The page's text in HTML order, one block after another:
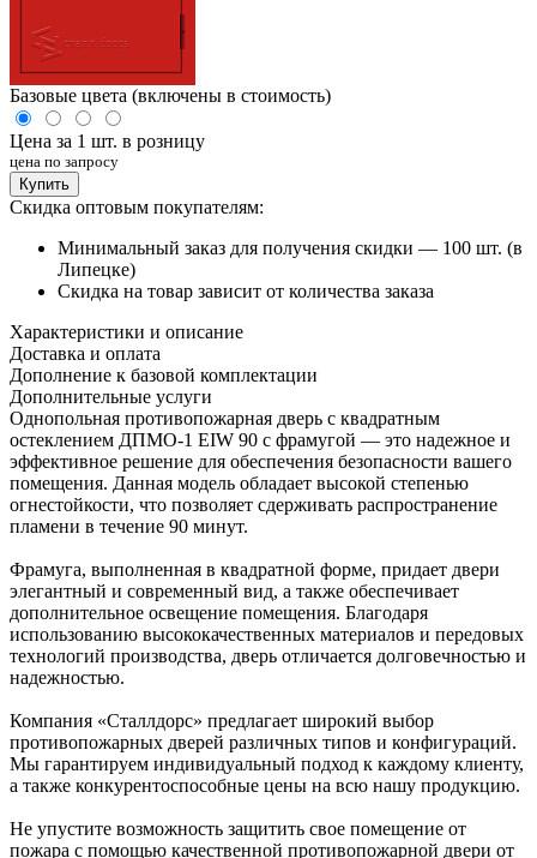
Базовые цвета (включены в стоимость)
Цена за 1 шт. в розницу
цена по запросу
Купить
Скидка оптовым покупателям:
Минимальный заказ для получения скидки — 100 шт. (в
Липецке)
Скидка на товар зависит от количества заказа
Характеристики и описание
Доставка и оплата
Дополнение к базовой комплектации
Дополнительные услуги
Однопольная противопожарная дверь с квадратным
остеклением ДПМО-1 EIW 90 с фрамугой — это надежное и
эффективное решение для обеспечения безопасности вашего
помещения. Данная модель обладает высокой степенью
огнестойкости, что позволяет сдерживать распространение
пламени в течение 90 минут.
Фрамуга, выполненная в квадратной форме, придает двери
элегантный и современный вид, а также обеспечивает
дополнительное освещение помещения. Благодаря
использованию высококачественных материалов и передовых
технологий производства, дверь отличается долговечностью и
надежностью.
Компания «Сталлдорс» предлагает широкий выбор
противопожарных дверей различных типов и конфигураций.
Мы гарантируем индивидуальный подход к каждому клиенту,
а также конкурентоспособные цены на всю нашу продукцию.
Не упустите возможность защитить свое помещение от
пожара с помощью качественной противопожарной двери от